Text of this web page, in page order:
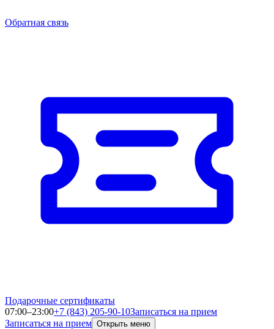
Обратная связь
Подарочные сертификаты
07:00–23:00+7 (843) 205-90-10Записаться на прием
Записаться на прием Открыть меню